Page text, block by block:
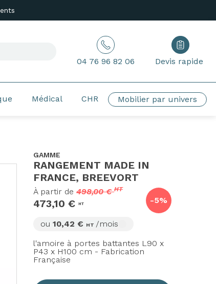
04 76 96 82 06 Devis rapide
Médical CHR Mobilier par univers
GAMME
RANGEMENT MADE IN
FRANCE, BREEVORT
-5%
À partir de 498,00 €HT
473,10 € HT
ou 10,42 € HT /mois
l'amoire à portes battantes L90 x
P43 x H100 cm - Fabrication
Française